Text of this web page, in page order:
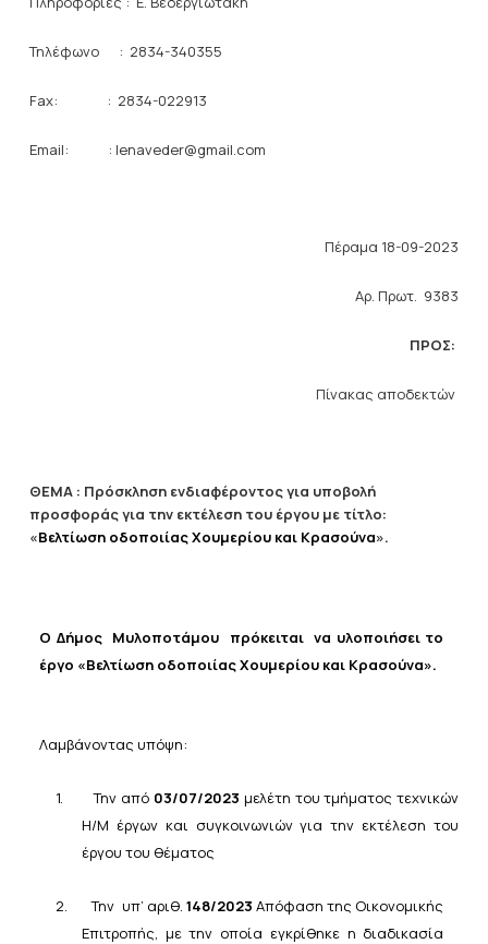
Τηλέφωνο : 2834-340355
Fax: : 2834-022913
Email: : lenaveder@gmail.com
Πέραμα 18-09-2023
Αρ. Πρωτ. 9383
ΠΡΟΣ:
Πίνακας αποδεκτών
ΘΕΜΑ : Πρόσκληση ενδιαφέροντος για υποβολή
προσφοράς για την εκτέλεση του έργου με τίτλο:
«Βελτίωση οδοποιίας Χουμερίου και Κρασούνα».
Ο Δήμος Μυλοποτάμου πρόκειται να υλοποιήσει το
έργο «Βελτίωση οδοποιίας Χουμερίου και Κρασούνα».
Λαμβάνοντας υπόψη:
1. Την από 03/07/2023 μελέτη του τμήματος τεχνικών
Η/Μ έργων και συγκοινωνιών για την εκτέλεση του
έργου του θέματος
2. Την υπ’ αριθ. 148/2023Απόφαση της Οικονομικής
Επιτροπής, με την οποία εγκρίθηκε η διαδικασία